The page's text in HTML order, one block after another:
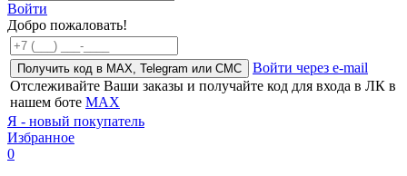
Войти
Добро пожаловать!
Получить код в MAX, Telegram или СМС
Войти через e-mail
Отслеживайте Ваши заказы и получайте код для входа в ЛК в
нашем боте MAX
Я - новый покупатель
Избранное
0